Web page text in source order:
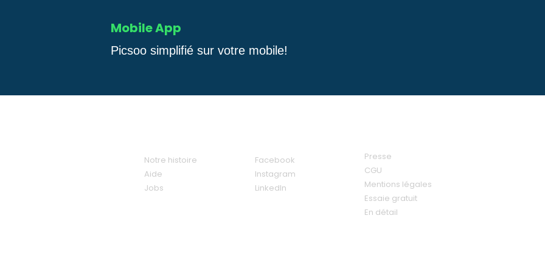
Mobile App
Picsoo simplifié sur votre mobile!
Notre histoire
Aide
Jobs
Facebook
Instagram
LinkedIn
Presse
CGU
Mentions légales
Essaie gratuit
En détail